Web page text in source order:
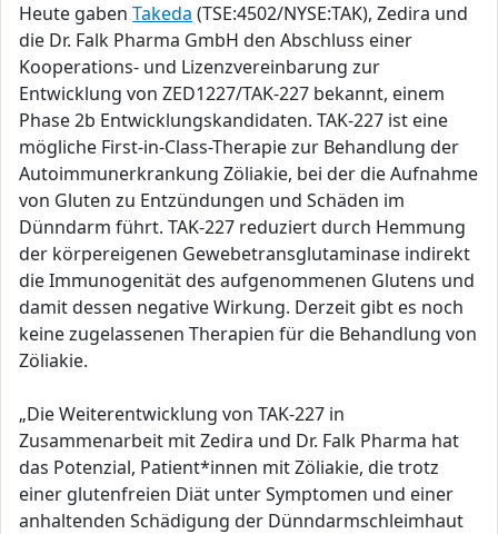
Heute gaben Takeda (TSE:4502/NYSE:TAK), Zedira und
die Dr. Falk Pharma GmbH den Abschluss einer
Kooperations- und Lizenzvereinbarung zur
Entwicklung von ZED1227/TAK-227 bekannt, einem
Phase 2b Entwicklungskandidaten. TAK-227 ist eine
mögliche First-in-Class-Therapie zur Behandlung der
Autoimmunerkrankung Zöliakie, bei der die Aufnahme
von Gluten zu Entzündungen und Schäden im
Dünndarm führt. TAK-227 reduziert durch Hemmung
der körpereigenen Gewebetransglutaminase indirekt
die Immunogenität des aufgenommenen Glutens und
damit dessen negative Wirkung. Derzeit gibt es noch
keine zugelassenen Therapien für die Behandlung von
Zöliakie.
„Die Weiterentwicklung von TAK-227 in
Zusammenarbeit mit Zedira und Dr. Falk Pharma hat
das Potenzial, Patient*innen mit Zöliakie, die trotz
einer glutenfreien Diät unter Symptomen und einer
anhaltenden Schädigung der Dünndarmschleimhaut